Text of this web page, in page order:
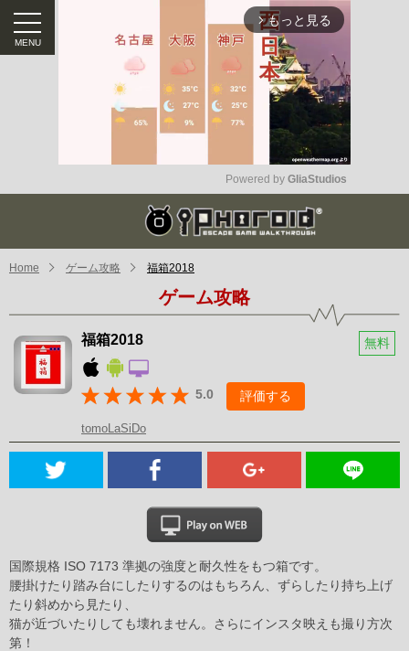
arrow_forward_ios もっと見る
Mute
Powered by GliaStudios
Home ゲーム攻略 福箱2018
ゲーム攻略
福箱2018 無料
5.0 評価する
tomoLaSiDo
国際規格 ISO 7173 準拠の強度と耐久性をもつ箱です。
腰掛けたり踏み台にしたりするのはもちろん、ずらしたり持ち上げ
たり斜めから見たり、
猫が近づいたりしても壊れません。さらにインスタ映えも撮り方次
第！